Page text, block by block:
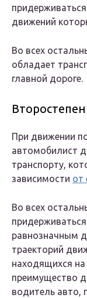
движений
Во всех
обладает
главной дороге.
При движении
автомобилист
транспорту,
зависимости от
Во всех
равнозначным
траекторий
находящихся на
преимущество
водитель авто,